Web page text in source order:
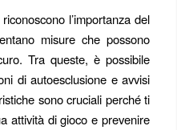
l’importanza del
misure che possono
Tra queste, è possibile
di autoesclusione e avvisi
sono cruciali perché ti
attività di gioco e prevenire